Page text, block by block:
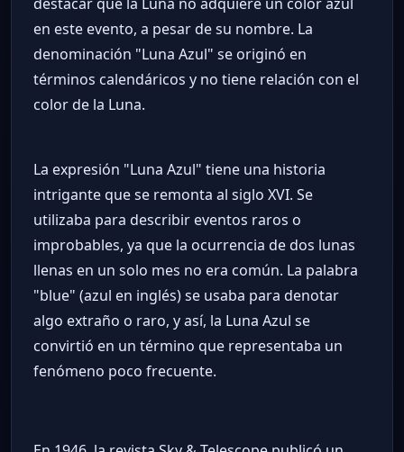
en este evento, a pesar de su nombre. La
denominación "Luna Azul" se originó en
términos calendáricos y no tiene relación con el
color de la Luna.
La expresión "Luna Azul" tiene una historia
intrigante que se remonta al siglo XVI. Se
utilizaba para describir eventos raros o
improbables, ya que la ocurrencia de dos lunas
llenas en un solo mes no era común. La palabra
"blue" (azul en inglés) se usaba para denotar
algo extraño o raro, y así, la Luna Azul se
convirtió en un término que representaba un
fenómeno poco frecuente.